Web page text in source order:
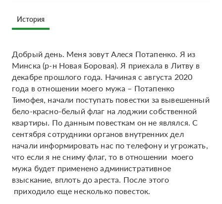
История
Добрый день. Меня зовут Алеся Потапенко. Я из
Минска (р-н Новая Боровая). Я приехала в Литву в
декабре прошлого года. Начиная с августа 2020
года в отношении моего мужа – Потапенко
Тимофея, начали поступать повестки за вывешенный
бело-красно-белый флаг на лоджии собственной
квартиры. По данным повесткам он не являлся. С
сентября сотрудники органов внутренних дел
начали информировать нас по телефону и угрожать,
что если я не сниму флаг, то в отношении моего
мужа будет применено административное
взыскание, вплоть до ареста. После этого
приходило еще несколько повесток.